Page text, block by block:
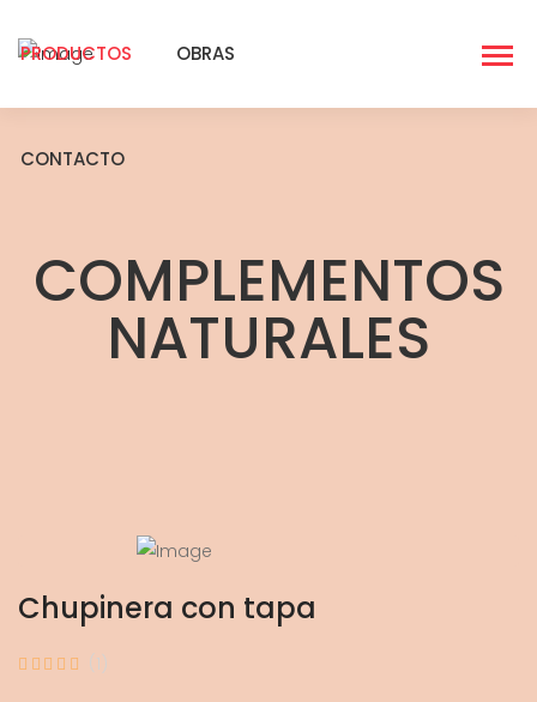
PRODUCTOS OBRAS
CONTACTO
COMPLEMENTOS
NATURALES
Chupinera con tapa
(1)